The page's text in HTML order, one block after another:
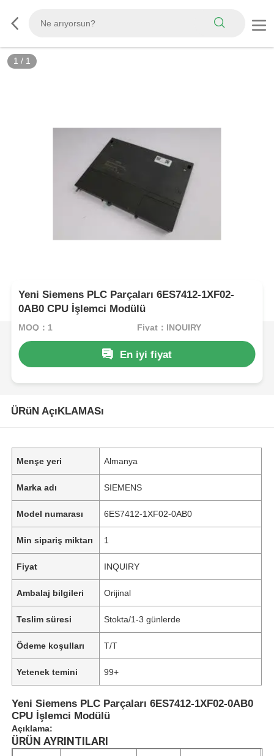
1 / 1
Yeni Siemens PLC Parçaları 6ES7412-1XF02-
0AB0 CPU İşlemci Modülü
MOQ：1 Fiyat：INQUIRY
En iyi fiyat
ÜRüN AçıKLAMASı
Menşe yeri Almanya
Marka adı SIEMENS
Model numarası 6ES7412-1XF02-0AB0
Min sipariş miktarı 1
Fiyat INQUIRY
Ambalaj bilgileri Orijinal
Teslim süresi Stokta/1-3 günlerde
Ödeme koşulları T/T
Yetenek temini 99+
Yeni Siemens PLC Parçaları 6ES7412-1XF02-0AB0
CPU İşlemci Modülü
Açıklama:
ÜRÜN AYRINTILARI